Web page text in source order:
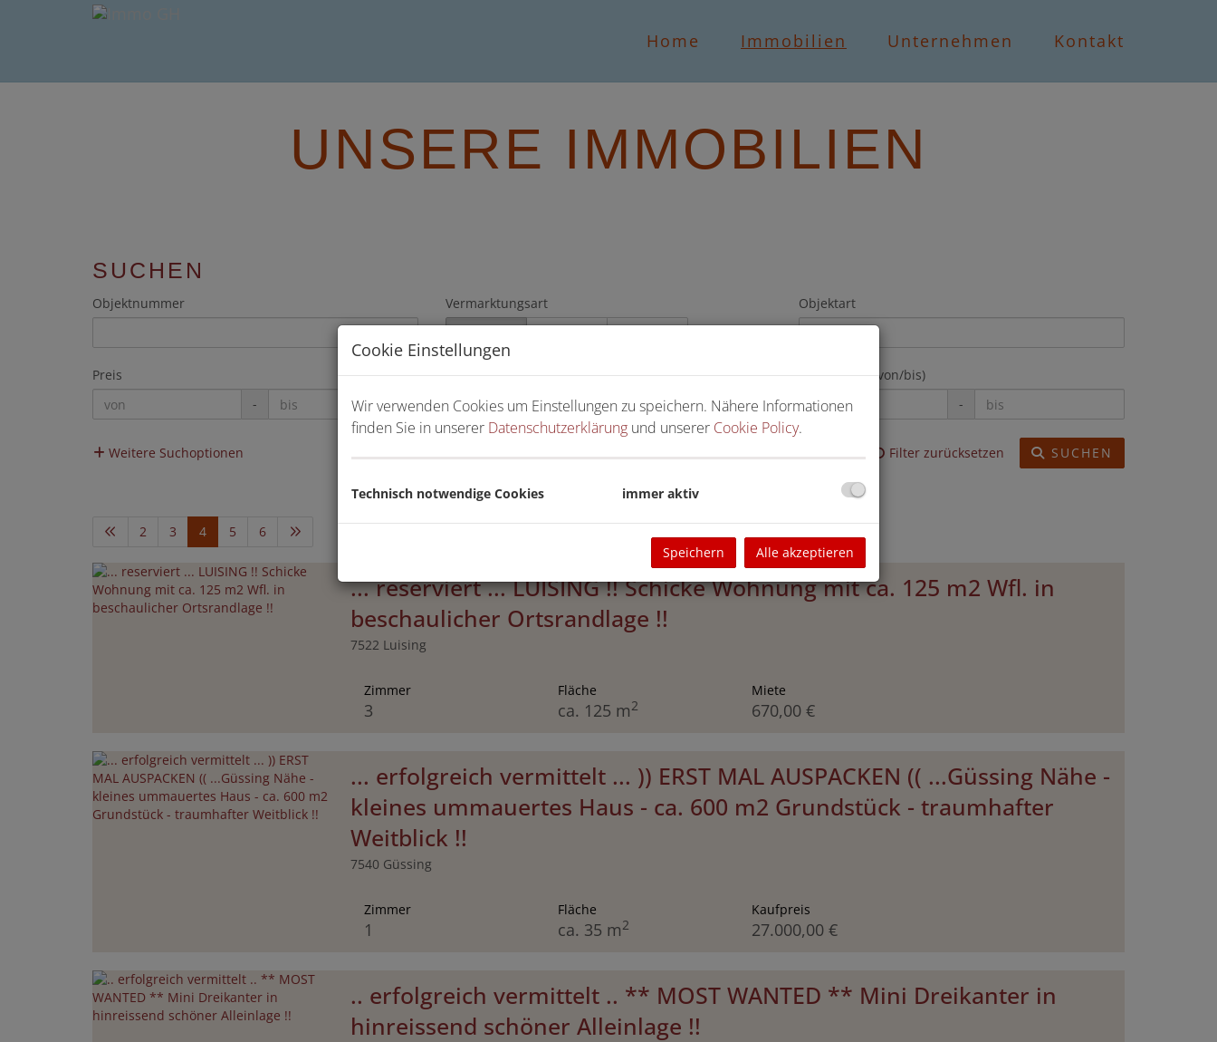
Home Immobilien Unternehmen Kontakt
UNSERE IMMOBILIEN
SUCHEN
Objektnummer
Vermarktungsart
Objektart
Preis
-
Zimmer
-
Wohnfläche (von/bis)
-
Weitere Suchoptionen Filter zurücksetzen SUCHEN
2 3 4 5 6
... reserviert ... LUISING !! Schicke Wohnung mit ca. 125 m2 Wfl. in
beschaulicher Ortsrandlage !!
7522 Luising
Zimmer
3
Fläche
ca. 125 m2
Miete
670,00 €
... erfolgreich vermittelt ... )) ERST MAL AUSPACKEN (( ...Güssing Nähe -
kleines ummauertes Haus - ca. 600 m2 Grundstück - traumhafter
Weitblick !!
7540 Güssing
Zimmer
1
Fläche
ca. 35 m2
Kaufpreis
27.000,00 €
.. erfolgreich vermittelt .. ** MOST WANTED ** Mini Dreikanter in
hinreissend schöner Alleinlage !!
Cookie Einstellungen
Wir verwenden Cookies um Einstellungen zu speichern. Nähere Informationen
finden Sie in unserer Datenschutzerklärung und unserer Cookie Policy.
Technisch notwendige Cookies immer aktiv
Speichern Alle akzeptieren